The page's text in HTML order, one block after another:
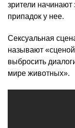
зрители начинают
припадок у нее.
Сексуальная
называют
выбросить
мире животных».